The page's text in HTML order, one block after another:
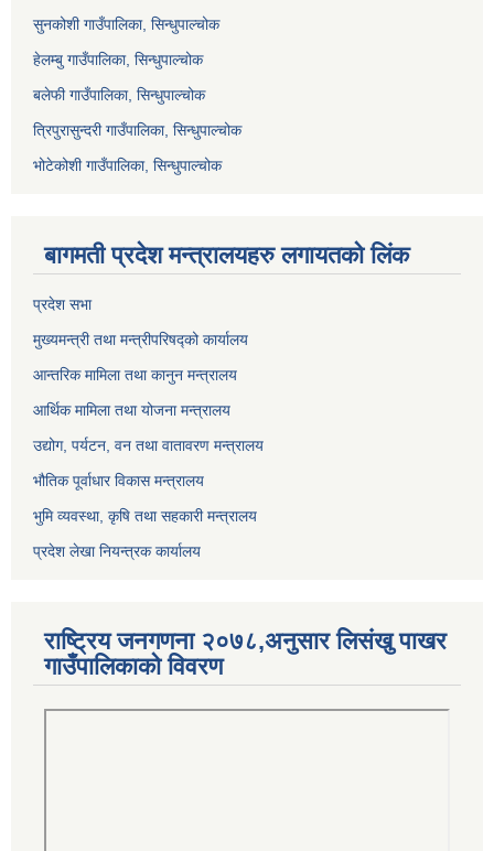
सुनकोशी गाउँपालिका, सिन्धुपाल्चोक
हेलम्बु गाउँपालिका, सिन्धुपाल्चोक
बलेफी गाउँपालिका, सिन्धुपाल्चोक
त्रिपुरासुन्दरी गाउँपालिका, सिन्धुपाल्चोक
भोटेकोशी गाउँपालिका, सिन्धुपाल्चोक
बागमती प्रदेश मन्त्रालयहरु लगायतको लिंक
प्रदेश सभा
मुख्यमन्त्री तथा मन्त्रीपरिषद्को कार्यालय
आन्तरिक मामिला तथा कानुन मन्त्रालय
आर्थिक मामिला तथा योजना मन्त्रालय
उद्योग, पर्यटन, वन तथा वातावरण मन्त्रालय
भौतिक पूर्वाधार विकास मन्त्रालय
भुमि व्यवस्था, कृषि तथा सहकारी मन्त्रालय
प्रदेश लेखा नियन्त्रक कार्यालय
राष्ट्रिय जनगणना २०७८,अनुसार लिसंखु पाखर
गाउँपालिकाको विवरण